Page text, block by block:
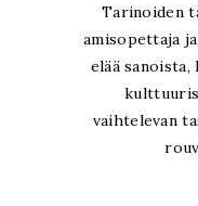
Tarinoiden
amisopettaja
elää
vaihtelevan